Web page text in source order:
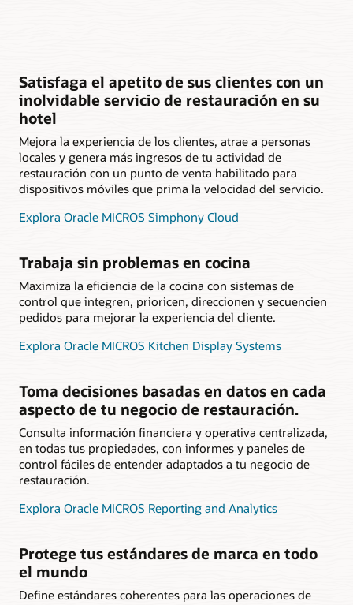
Satisfaga el apetito de sus clientes con un
inolvidable servicio de restauración en su
hotel
Mejora la experiencia de los clientes, atrae a personas
locales y genera más ingresos de tu actividad de
restauración con un punto de venta habilitado para
dispositivos móviles que prima la velocidad del servicio.
Explora Oracle MICROS Simphony Cloud
Trabaja sin problemas en cocina
Maximiza la eficiencia de la cocina con sistemas de
control que integren, prioricen, direccionen y secuencien
pedidos para mejorar la experiencia del cliente.
Explora Oracle MICROS Kitchen Display Systems
Toma decisiones basadas en datos en cada
aspecto de tu negocio de restauración.
Consulta información financiera y operativa centralizada,
en todas tus propiedades, con informes y paneles de
control fáciles de entender adaptados a tu negocio de
restauración.
Explora Oracle MICROS Reporting and Analytics
Protege tus estándares de marca en todo
el mundo
Define estándares coherentes para las operaciones de